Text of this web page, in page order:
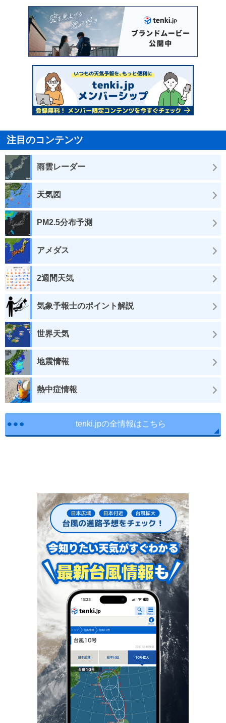
注目のコンテンツ
雨雲レーダー
天気図
PM2.5分布予測
アメダス
2週間天気
気象予報士のポイント解説
世界天気
地震情報
熱中症情報
tenki.jpの全情報はこちら